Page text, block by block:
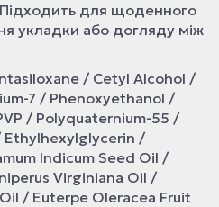
для щоденного
укладки або догляду між
/ Cetyl Alcohol /
7 / Phenoxyethanol /
/ Polyquaternium-55 /
Ethylhexylglycerin /
Indicum Seed Oil /
Virginiana Oil /
/ Euterpe Oleracea Fruit